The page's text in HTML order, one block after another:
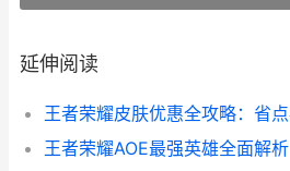
延伸阅读
王者荣耀AOE最强英雄全面解析